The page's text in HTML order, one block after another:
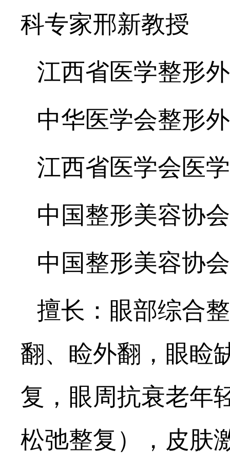
科专家邢新教授
江西省医学整形
中华医学会整形
江西省医学会医
中国整形美容协
中国整形美容协
擅长：眼部综合
翻、睑外翻，眼睑
复，眼周抗衰老年
松弛整复），皮肤